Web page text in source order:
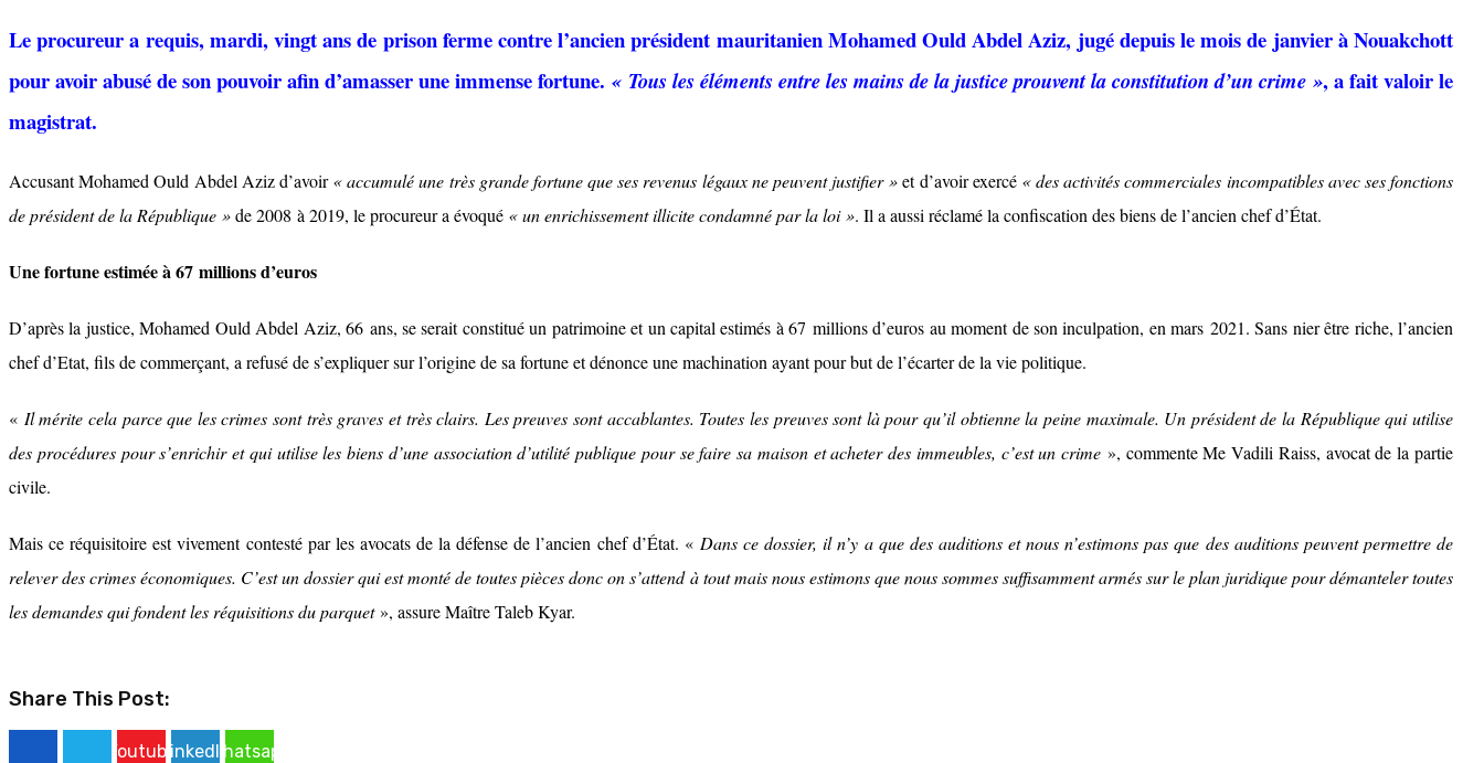
Le procureur a requis, mardi, vingt ans de prison ferme contre l’ancien président mauritanien Mohamed Ould Abdel Aziz, jugé depuis le mois de janvier à Nouakchott
pour avoir abusé de son pouvoir afin d’amasser une immense fortune. « Tous les éléments entre les mains de la justice prouvent la constitution d’un crime », a fait valoir le
magistrat.
Accusant Mohamed Ould Abdel Aziz d’avoir« accumulé une très grande fortune que ses revenus légaux ne peuvent justifier »et d’avoir exercé« des activités commerciales incompatibles avec ses fonctions
de président de la République »de 2008 à 2019, le procureur a évoqué « un enrichissement illicite condamné par la loi ». Il a aussi réclamé la confiscation des biens de l’ancien chef d’État.
Une fortune estimée à 67 millions d’euros
D’après la justice, Mohamed Ould Abdel Aziz, 66 ans, se serait constitué un patrimoine et un capital estimés à 67 millions d’euros au moment de son inculpation, en mars 2021. Sans nier être riche, l’ancien
chef d’Etat, fils de commerçant, a refusé de s’expliquer sur l’origine de sa fortune et dénonce une machination ayant pour but de l’écarter de la vie politique.
« Il mérite cela parce que les crimes sont très graves et très clairs. Les preuves sont accablantes. Toutes les preuves sont là pour qu’il obtienne la peine maximale. Un président de la République qui utilise
des procédures pour s’enrichir et qui utilise les biens d’une association d’utilité publique pour se faire sa maison et acheter des immeubles, c’est un crime », commente Me Vadili Raiss, avocat de la partie
civile.
Mais ce réquisitoire est vivement contesté par les avocats de la défense de l’ancien chef d’État. « Dans ce dossier, il n’y a que des auditions et nous n’estimons pas que des auditions peuvent permettre de
relever des crimes économiques. C’est un dossier qui est monté de toutes pièces donc on s’attend à tout mais nous estimons que nous sommes suffisamment armés sur le plan juridique pour démanteler toutes
les demandes qui fondent les réquisitions du parquet», assure Maître Taleb Kyar.
Share This Post:
YoutubeLinkedInWhatsapp